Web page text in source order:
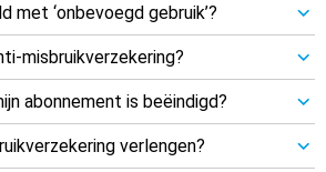
met ‘onbevoegd gebruik’?
misbruikverzekering?
abonnement is beëindigd?
verlengen?